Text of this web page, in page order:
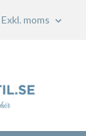
Exkl. moms